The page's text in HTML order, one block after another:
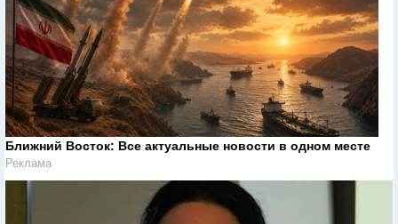
Ближний Восток: Все актуальные новости в одном месте
Реклама